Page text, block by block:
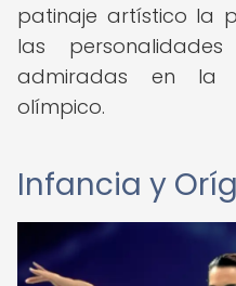
patinaje artístico la
las
admiradas en la
olímpico.
Infancia y